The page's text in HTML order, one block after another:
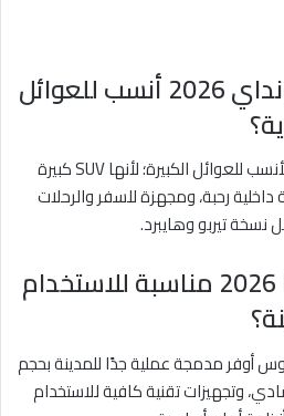
أي سيارة جيب هيونداي 2026 أنسب للعوائل
هيونداي باليسيد 2026 هي الأنسب للعوائل الكبيرة؛ لأنها SUV كبيرة
رحبة، ومجهزة للسفر والرحلات
تيربو وهايبرد.
هل هيونداي كريتا 2026 مناسبة للاستخدام
ككروس أوفر مدمجة عملية جدًا للمدينة بحجم
وتجهيزات تقنية كافية للاستخدام